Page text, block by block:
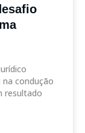
condução
resultado